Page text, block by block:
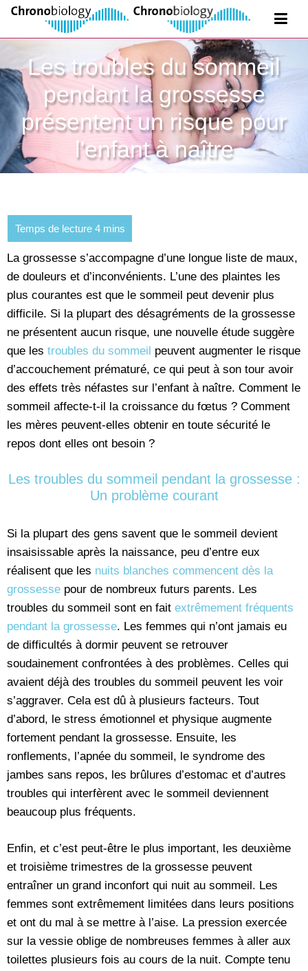
Les troubles du sommeil
pendant la grossesse
présentent un risque pour
l'enfant à naître
La grossesse s’accompagne d’une longue liste de maux,
de douleurs et d’inconvénients. L’une des plaintes les
plus courantes est que le sommeil peut devenir plus
difficile. Si la plupart des désagréments de la grossesse
ne présentent aucun risque, une nouvelle étude suggère
que les troubles du sommeil peuvent augmenter le risque
d’accouchement prématuré, ce qui peut à son tour avoir
des effets très néfastes sur l’enfant à naître. Comment le
sommeil affecte-t-il la croissance du fœtus ? Comment
les mères peuvent-elles obtenir en toute sécurité le
repos dont elles ont besoin ?
Les troubles du sommeil pendant la grossesse :
Un problème courant
Si la plupart des gens savent que le sommeil devient
insaisissable après la naissance, peu d’entre eux
réalisent que les nuits blanches commencent dès la
grossesse pour de nombreux futurs parents. Les
troubles du sommeil sont en fait extrêmement fréquents
pendant la grossesse. Les femmes qui n’ont jamais eu
de difficultés à dormir peuvent se retrouver
soudainement confrontées à des problèmes. Celles qui
avaient déjà des troubles du sommeil peuvent les voir
s’aggraver. Cela est dû à plusieurs facteurs. Tout
d’abord, le stress émotionnel et physique augmente
fortement pendant la grossesse. Ensuite, les
ronflements, l’apnée du sommeil, le syndrome des
jambes sans repos, les brûlures d’estomac et d’autres
troubles qui interfèrent avec le sommeil deviennent
beaucoup plus fréquents.
Enfin, et c’est peut-être le plus important, les deuxième
et troisième trimestres de la grossesse peuvent
entraîner un grand inconfort qui nuit au sommeil. Les
femmes sont extrêmement limitées dans leurs positions
et ont du mal à se mettre à l’aise. La pression exercée
sur la vessie oblige de nombreuses femmes à aller aux
toilettes plusieurs fois au cours de la nuit. Compte tenu